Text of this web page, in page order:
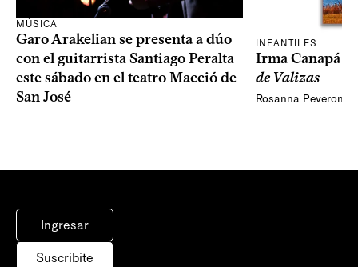
MÚSICA
Garo Arakelian se presenta a dúo
con el guitarrista Santiago Peralta
este sábado en el teatro Macció de
San José
INFANTILES
Irma Canapá
de Valizas
Rosanna Peveroni
Ingresar
Suscribite